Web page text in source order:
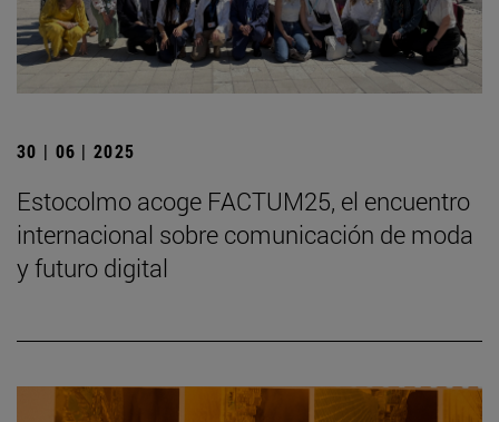
30 | 06 | 2025
Estocolmo acoge FACTUM25, el encuentro
internacional sobre comunicación de moda
y futuro digital